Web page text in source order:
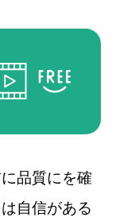
品質にを確
自信がある